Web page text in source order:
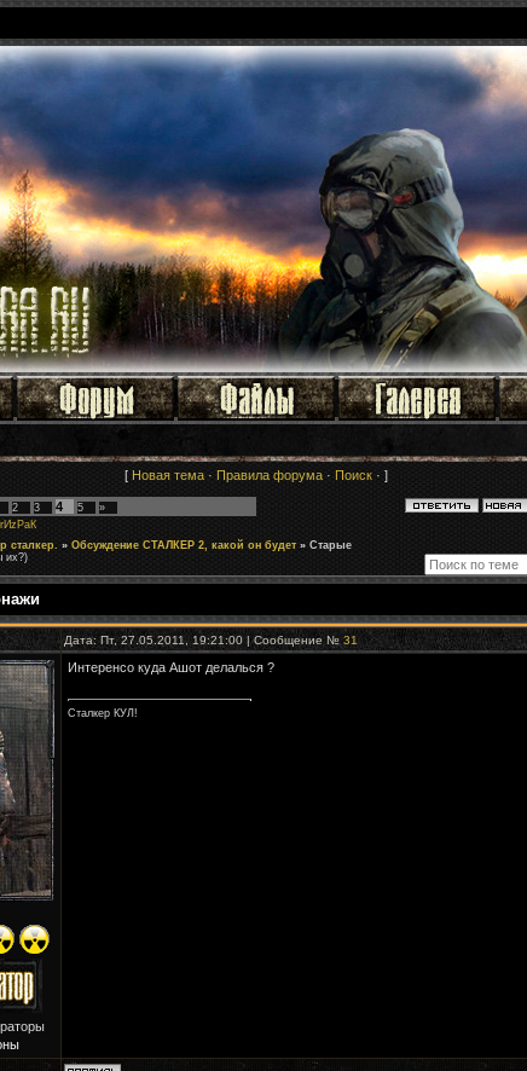
[ Новая тема · Правила форума · Поиск · ]
2 3 4 5 »
сталкер. » Обсуждение СТАЛКЕР 2, какой он будет » Старые
их?)
Дата: Пт, 27.05.2011, 19:21:00 | Сообщение № 31
Интеренсо куда Ашот делалься ?
Сталкер КУЛ!